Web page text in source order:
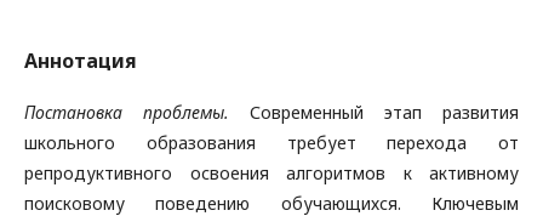
Аннотация
Постановка проблемы.
Современный этап развития
школьного образования требует перехода от
репродуктивного освоения алгоритмов к активному
поисковому поведению обучающихся. Ключевым